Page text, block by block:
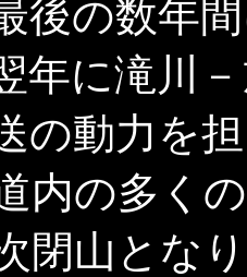
13日廃駅を訪ね
12日沿線風景 留
路踏切ほかの写
1日札沼線 に記
後の数年
年に滝川
の動力を
内の多く
閉山とな